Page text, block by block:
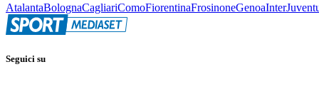
AtalantaBolognaCagliariComoFiorentinaFrosinoneGenoaInter
Seguici su